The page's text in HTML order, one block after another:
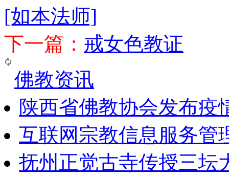
[如本法师]
下一篇： 戒女色教证
佛教资讯
陕西省佛教协会发布疫
互联网宗教信息服务管
抚州正觉古寺传授三坛